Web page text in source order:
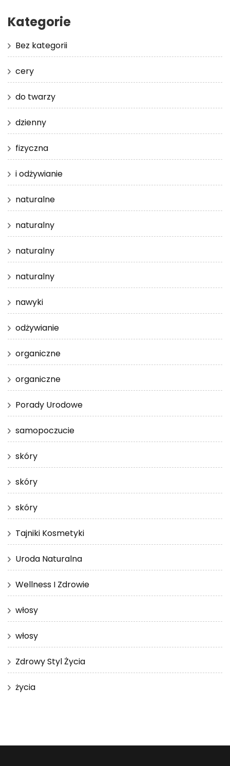
Kategorie
Bez kategorii
cery
do twarzy
dzienny
fizyczna
i odżywianie
naturalne
naturalny
naturalny
naturalny
nawyki
odżywianie
organiczne
organiczne
Porady Urodowe
samopoczucie
skóry
skóry
skóry
Tajniki Kosmetyki
Uroda Naturalna
Wellness I Zdrowie
włosy
włosy
Zdrowy Styl Życia
życia